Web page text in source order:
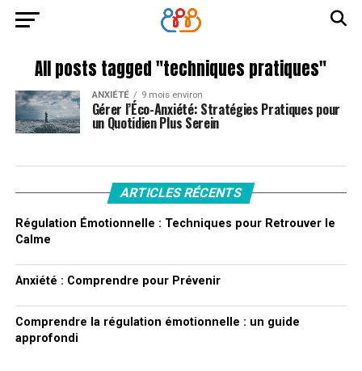
All posts tagged "techniques pratiques"
ANXIÉTÉ 9 mois environ
Gérer l’Éco-Anxiété: Stratégies Pratiques pour
un Quotidien Plus Serein
ARTICLES RÉCENTS
Régulation Émotionnelle : Techniques pour Retrouver le
Calme
Anxiété : Comprendre pour Prévenir
Comprendre la régulation émotionnelle : un guide
approfondi